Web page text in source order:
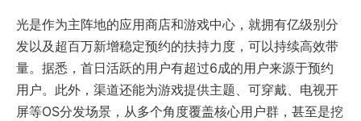
光是作为主阵地的应用商店和游戏中心，就拥有亿级别分
发以及超百万新增稳定预约的扶持力度，可以持续高效带
量。据悉，首日活跃的用户有超过6成的用户来源于预约
用户。此外，渠道还能为游戏提供主题、可穿戴、电视开
屏等OS分发场景，从多个角度覆盖核心用户群，甚至是挖